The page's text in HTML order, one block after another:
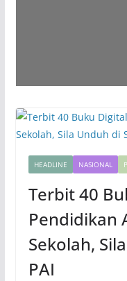
HEADLINE NASIONAL
Terbit 40
Pendidikan
Sekolah,
PAI